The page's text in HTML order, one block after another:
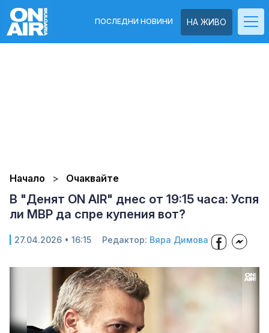
НА ЖИВО
ПОСЛЕДНИ НОВИНИ
Начало Очаквайте
В "Денят ON AIR" днес от 19:15 часа: Успя
ли МВР да спре купения вот?
27.04.2026 • 16:15 Редактор: Вяра Димова